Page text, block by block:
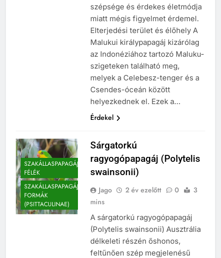
szépsége és érdekes életmódja
miatt mégis figyelmet érdemel.
Elterjedési terület és élőhely A
Malukui királypapagáj kizárólag
az Indonéziához tartozó Maluku-
szigeteken található meg,
melyek a Celebesz-tenger és a
Csendes-óceán között
helyezkednek el. Ezek a…
Érdekel
SZAKÁLLASPAPAGÁJ
FÉLÉK
SZAKÁLLASPAPAGÁJ-
FORMÁK
(PSITTACULINAE)
Sárgatorkú
ragyogópapagáj (Polytelis
swainsonii)
Jago 2 év ezelőtt 0
3
mins
A sárgatorkú ragyogópapagáj
(Polytelis swainsonii) Ausztrália
délkeleti részén őshonos,
feltűnően szép megjelenésű